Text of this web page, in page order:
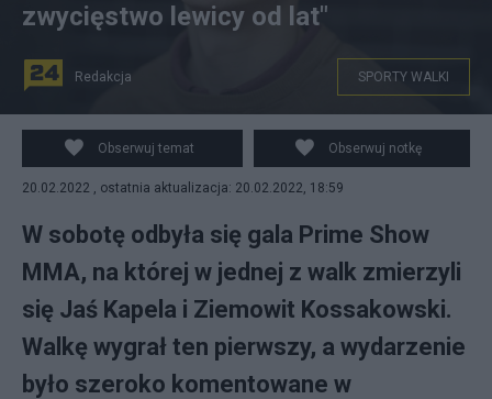
By Adrian Tync - Own work, CC BY-SA 4.0,
https://commons.wikimedia.org/w/index.php?
curid=76481540
zwycięstwo lewicy od lat"
Redakcja SPORTY WALKI
Obserwuj temat Obserwuj notkę
20.02.2022 , ostatnia aktualizacja: 20.02.2022, 18:59
W sobotę odbyła się gala Prime Show
MMA, na której w jednej z walk zmierzyli
się Jaś Kapela i Ziemowit Kossakowski.
Walkę wygrał ten pierwszy, a wydarzenie
było szeroko komentowane w